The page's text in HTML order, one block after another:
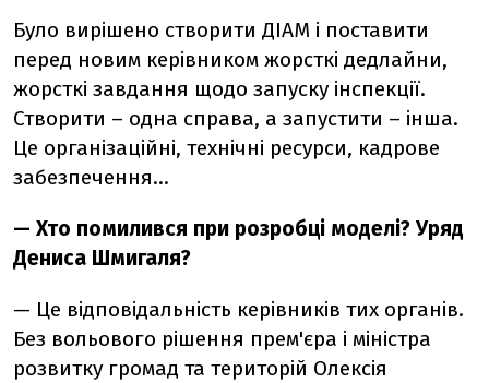
Було вирішено створити ДІАМ і поставити
перед новим керівником жорсткі дедлайни,
жорсткі завдання щодо запуску інспекції.
Створити – одна справа, а запустити – інша.
Це організаційні, технічні ресурси, кадрове
забезпечення…
— Хто помилився при розробці моделі? Уряд
Дениса Шмигаля?
— Це відповідальність керівників тих органів.
Без вольового рішення прем'єра і міністра
розвитку громад та територій Олексія